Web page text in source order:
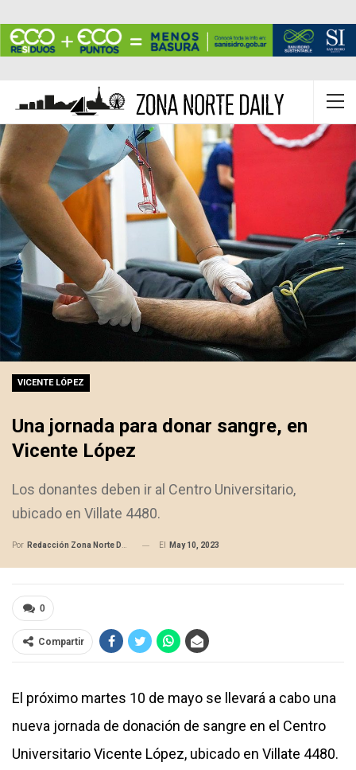
VICENTE LÓPEZ
Una jornada para donar sangre, en
Vicente López
Los donantes deben ir al Centro Universitario,
ubicado en Villate 4480.
Por Redacción Zona Norte Daily El May 10, 2023
0
Compartir
El próximo martes 10 de mayo se llevará a cabo una
nueva jornada de donación de sangre en el Centro
Universitario Vicente López, ubicado en Villate 4480.